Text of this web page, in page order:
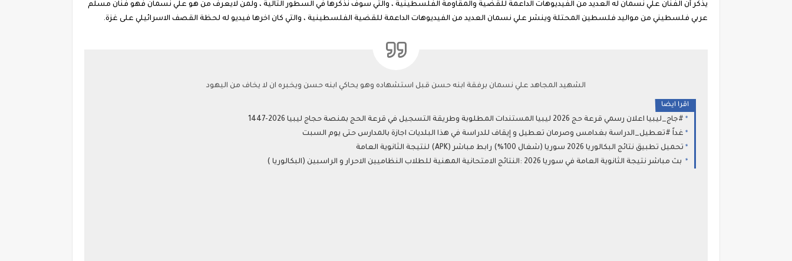
يذكر أن الفنان علي نسمان له العديد من الفيديوهات الداعمة للقضية والمقاومة الفلسطينية ، والتي سوف نذكرها في السطور التالية ، ولمن لايعرف من هو علي نسمان فهو فنان مسلم
عربي فلسطيني من مواليد فلسطين المحتلة وينشر علي نسمان العديد من الفيديوهات الداعمة للقضية الفلسطينية ، والتي كان اخرها فيديو له لحظة القصف الاسرائيلي على غزة.
الشهيد المجاهد علي نسمان برفقة ابنه حسن قبل استشهاده وهو يحاكي ابنه حسن ويخبره ان لا يخاف من اليهود
اقرا ايضا
#جاج_ليبيا اعلان رسمي قرعة حج 2026 ليبيا المستندات المطلوبة وطريقة التسجيل في قرعة الحج بمنصة حجاج ليبيا 2026-1447
غداً #تعطيل_الدراسة بغدامس وصرمان تعطيل و إيقاف للدراسة في هذا البلديات اجازة بالمدارس حتى يوم السبت
تحميل تطبيق نتائج البكالوريا 2026 سوريا (شغال 100%) رابط مباشر (APK) لنتيجة الثانوية العامة
بث مباشر نتيجة الثانوية العامة في سوريا 2026 :النتائج الامتحانية المهنية للطلاب النظاميين الاحرار و الراسبين (البكالوريا )